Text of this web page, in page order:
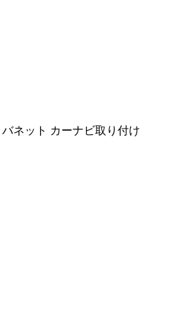
バネット カーナビ取り付け